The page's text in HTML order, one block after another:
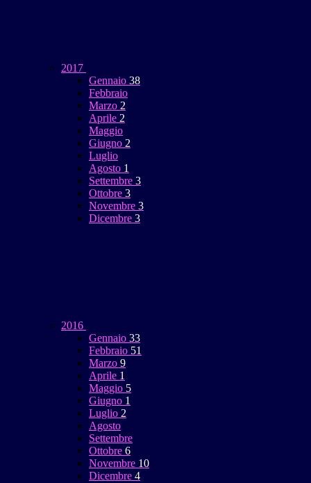
2017
Gennaio 38
Febbraio
Marzo 2
Aprile 2
Maggio
Giugno 2
Luglio
Agosto 1
Settembre 3
Ottobre 3
Novembre 3
Dicembre 3
2016
Gennaio 33
Febbraio 51
Marzo 9
Aprile 1
Maggio 5
Giugno 1
Luglio 2
Agosto
Settembre
Ottobre 6
Novembre 10
Dicembre 4